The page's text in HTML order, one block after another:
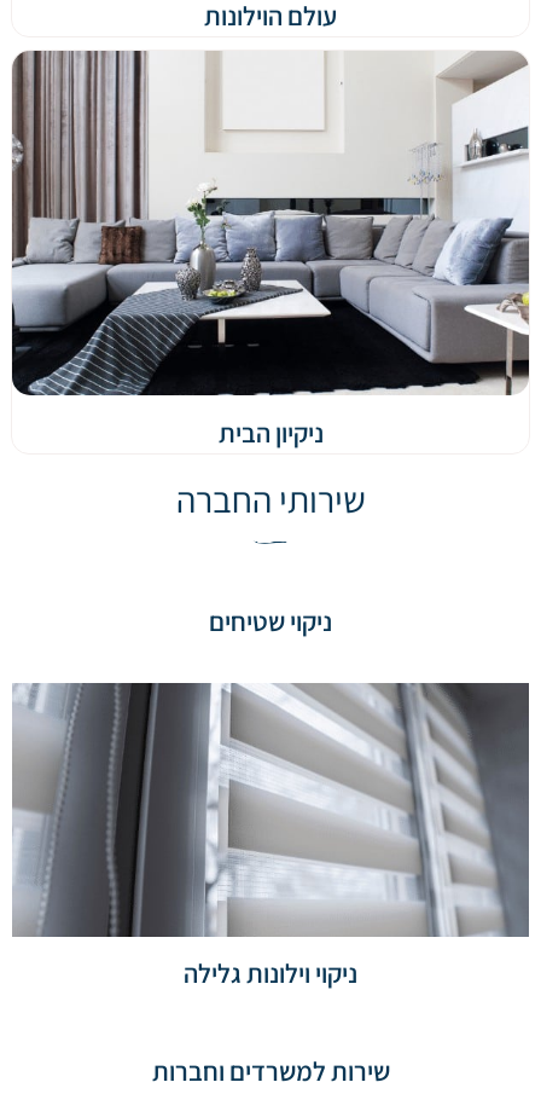
עולם הוילונות
ניקיון הבית
שירותי החברה
ניקוי שטיחים
ניקוי וילונות גלילה
שירות למשרדים וחברות